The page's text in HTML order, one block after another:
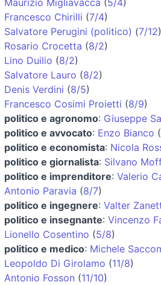
Francesco Chirilli (7/4)
Salvatore Perugini (politico) (7/12)
Rosario Crocetta (8/2)
Lino Duilio (8/2)
Salvatore Lauro (8/2)
Denis Verdini (8/5)
Francesco Cosimi Proietti (8/9)
politico e agronomo: Giuseppe
politico e avvocato: Enzo Bianco (
politico e economista: Nicola
politico e giornalista: Silvano
politico e imprenditore: Valerio
Antonio Paravia (8/7)
politico e ingegnere: Valter
politico e insegnante: Vincenzo
Lionello Cosentino (5/8)
politico e medico: Michele
Leopoldo Di Girolamo (11/8)
Antonio Fosson (11/10)